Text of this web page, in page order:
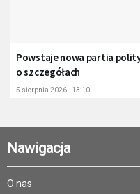
Powstaje nowa partia
o szczegółach
5 sierpnia 2026 - 13:10
Nawigacja
O nas